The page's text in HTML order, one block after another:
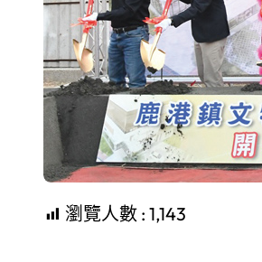
瀏覽人數 : 1,143